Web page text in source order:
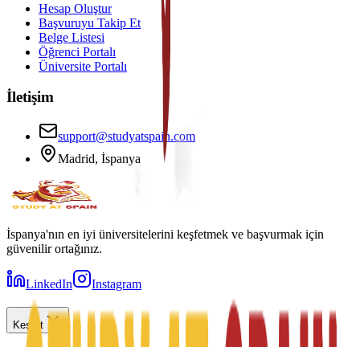
Hesap Oluştur
Başvuruyu Takip Et
Belge Listesi
Öğrenci Portalı
Üniversite Portalı
İletişim
support@studyatspain.com
Madrid, İspanya
İspanya'nın en iyi üniversitelerini keşfetmek ve başvurmak için
güvenilir ortağınız.
LinkedIn Instagram
Keşfet